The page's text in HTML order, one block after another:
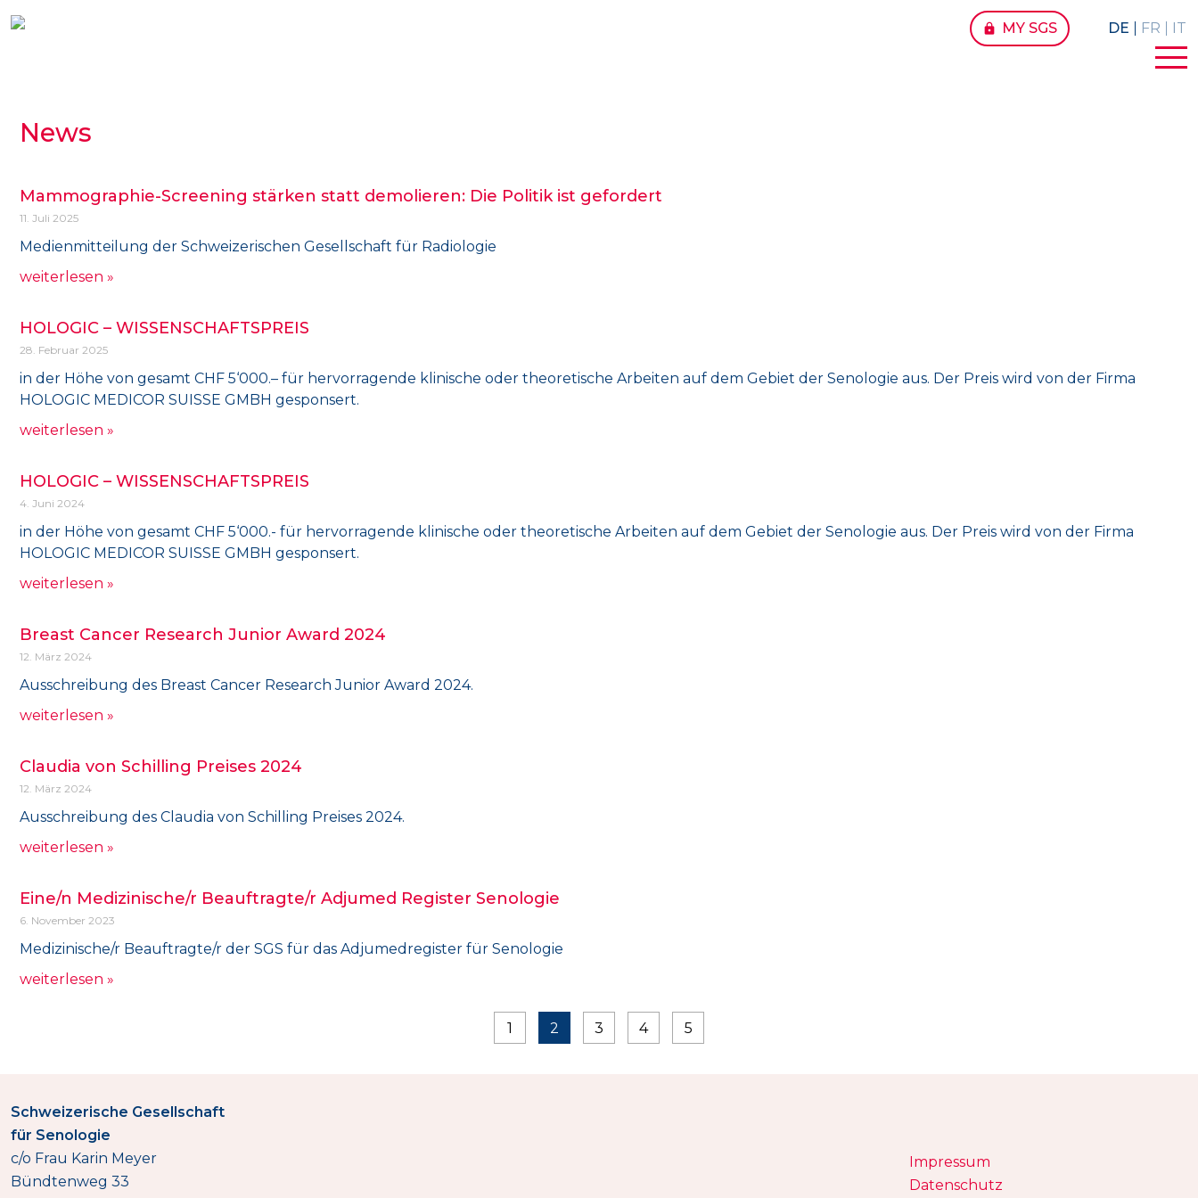
lock MY SGS DE FR IT
News
Mammographie-Screening stärken statt demolieren: Die Politik ist gefordert
11. Juli 2025
Medienmitteilung der Schweizerischen Gesellschaft für Radiologie
weiterlesen »
HOLOGIC – WISSENSCHAFTSPREIS
28. Februar 2025
in der Höhe von gesamt CHF 5‘000.– für hervorragende klinische oder theoretische Arbeiten auf dem Gebiet der Senologie aus. Der Preis wird von der Firma
HOLOGIC MEDICOR SUISSE GMBH gesponsert.
weiterlesen »
HOLOGIC – WISSENSCHAFTSPREIS
4. Juni 2024
in der Höhe von gesamt CHF 5‘000.- für hervorragende klinische oder theoretische Arbeiten auf dem Gebiet der Senologie aus. Der Preis wird von der Firma
HOLOGIC MEDICOR SUISSE GMBH gesponsert.
weiterlesen »
Breast Cancer Research Junior Award 2024
12. März 2024
Ausschreibung des Breast Cancer Research Junior Award 2024.
weiterlesen »
Claudia von Schilling Preises 2024
12. März 2024
Ausschreibung des Claudia von Schilling Preises 2024.
weiterlesen »
Eine/n Medizinische/r Beauftragte/r Adjumed Register Senologie
6. November 2023
Medizinische/r Beauftragte/r der SGS für das Adjumedregister für Senologie
weiterlesen »
1 2 3 4 5
Schweizerische Gesellschaft
für Senologie
c/o Frau Karin Meyer
Bündtenweg 33
Impressum
Datenschutz